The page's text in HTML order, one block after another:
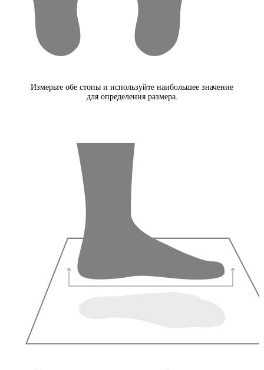
Измерьте обе стопы и используйте наибольшее значение
для определения размера.